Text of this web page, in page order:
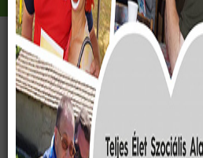
Kezdetektől napjainkig
A 80-as évek elejétől nyaralnak
Székesfehérvár közelében, a Vértes